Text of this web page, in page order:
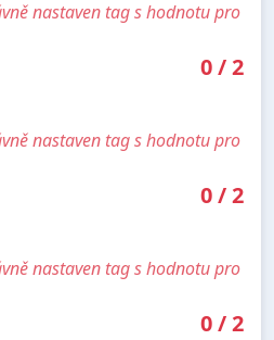
nastaven tag s hodnotu pro
0/2
nastaven tag s hodnotu pro
0/2
nastaven tag s hodnotu pro
0/2